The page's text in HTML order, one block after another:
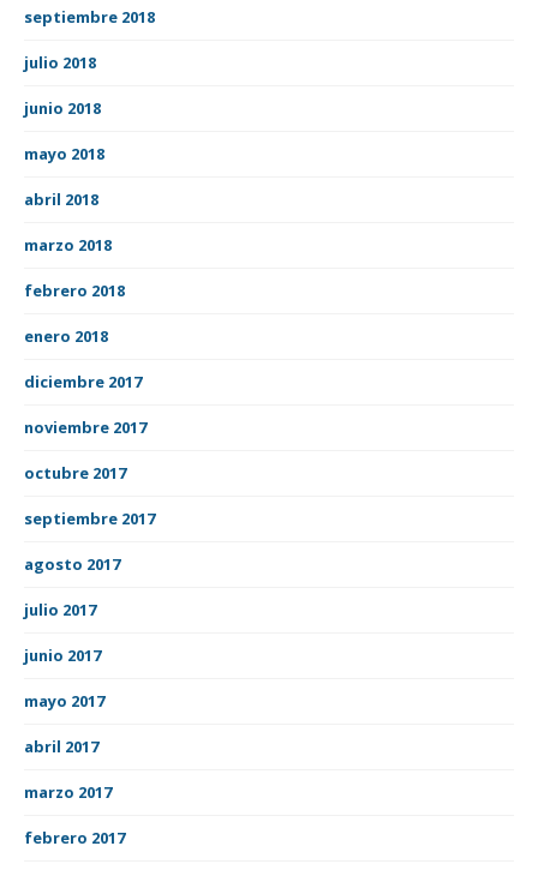
septiembre 2018
julio 2018
junio 2018
mayo 2018
abril 2018
marzo 2018
febrero 2018
enero 2018
diciembre 2017
noviembre 2017
octubre 2017
septiembre 2017
agosto 2017
julio 2017
junio 2017
mayo 2017
abril 2017
marzo 2017
febrero 2017